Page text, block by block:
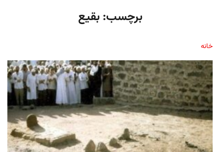
برچسب:بقیع
خانه